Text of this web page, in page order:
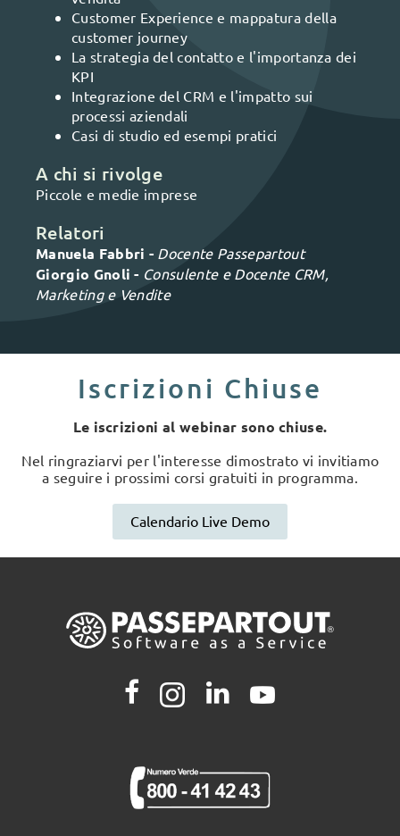
Customer Experience e mappatura della
customer journey
La strategia del contatto e l'importanza dei
KPI
Integrazione del CRM e l'impatto sui
processi aziendali
Casi di studio ed esempi pratici
A chi si rivolge
Piccole e medie imprese
Relatori
Manuela Fabbri - Docente Passepartout
Giorgio Gnoli - Consulente e Docente CRM,
Marketing e Vendite
Iscrizioni Chiuse
Le iscrizioni al webinar sono chiuse.
Nel ringraziarvi per l'interesse dimostrato vi invitiamo
a seguire i prossimi corsi gratuiti in programma.
Calendario Live Demo